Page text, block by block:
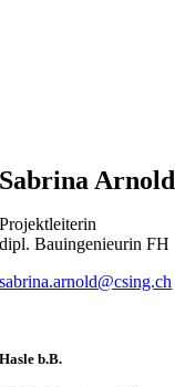
Sabrina Arnold
Projektleiterin
dipl. Bauingenieurin FH
sabrina.arnold@csing.ch
Hasle b.B.